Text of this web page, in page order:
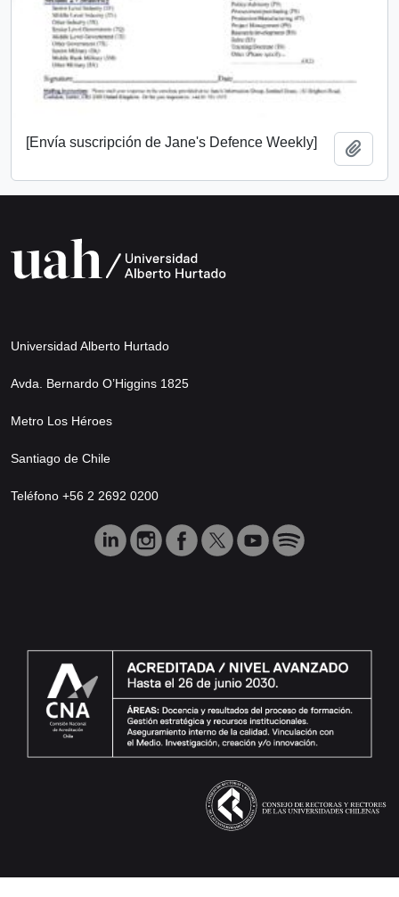
[Envía suscripción de Jane's Defence Weekly]
Universidad Alberto Hurtado
Avda. Bernardo O’Higgins 1825
Metro Los Héroes
Santiago de Chile
Teléfono +56 2 2692 0200